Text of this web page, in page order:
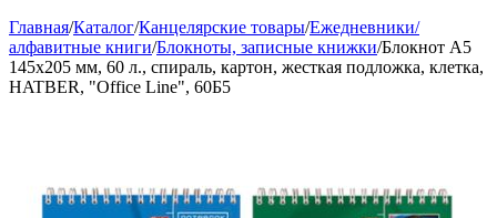
Главная/Каталог/Канцелярские товары/Ежедневники/
алфавитные книги/Блокноты, записные книжки/Блокнот А5
145х205 мм, 60 л., спираль, картон, жесткая подложка, клетка,
HATBER, "Office Line", 60Б5